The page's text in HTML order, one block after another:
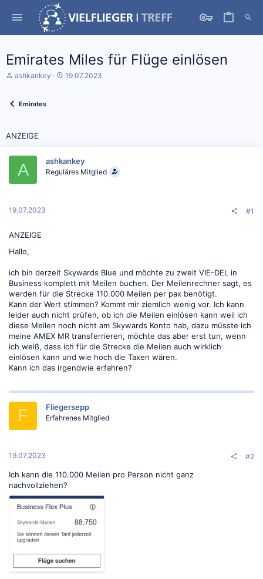
Emirates Miles für Flüge einlösen
S
r
*
ashkankey
D
t
19.07.2023
Emirates
ANZEIGE
A ashkankey
Reguläres Mitglied
19.07.2023 #1
ANZEIGE
Hallo,
ich bin derzeit Skywards Blue und möchte zu zweit VIE-DEL in
Business komplett mit Meilen buchen. Der Meilenrechner sagt, es
werden für die Strecke 110.000 Meilen per pax benötigt.
Kann der Wert stimmen? Kommt mir ziemlich wenig vor. Ich kann
leider auch nicht prüfen, ob ich die Meilen einlösen kann weil ich
diese Meilen noch nicht am Skywards Konto hab, dazu müsste ich
meine AMEX MR transferrieren, möchte das aber erst tun, wenn
ich weiß, dass ich für die Strecke die Meilen auch wirklich
einlösen kann und wie hoch die Taxen wären.
Kann ich das irgendwie erfahren?
F Fliegersepp
Erfahrenes Mitglied
19.07.2023 #2
Ich kann die 110.000 Meilen pro Person nicht ganz
nachvollziehen?